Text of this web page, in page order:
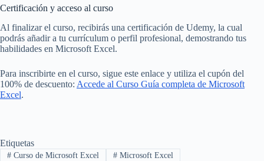
Certificación y acceso al curso
Al finalizar el curso, recibirás una certificación de Udemy, la cual
podrás añadir a tu currículum o perfil profesional, demostrando tus
habilidades en Microsoft Excel.
Para inscribirte en el curso, sigue este enlace y utiliza el cupón del
100% de descuento: Accede al Curso Guía completa de Microsoft
Excel.
Etiquetas
#Curso de Microsoft Excel #Microsoft Excel